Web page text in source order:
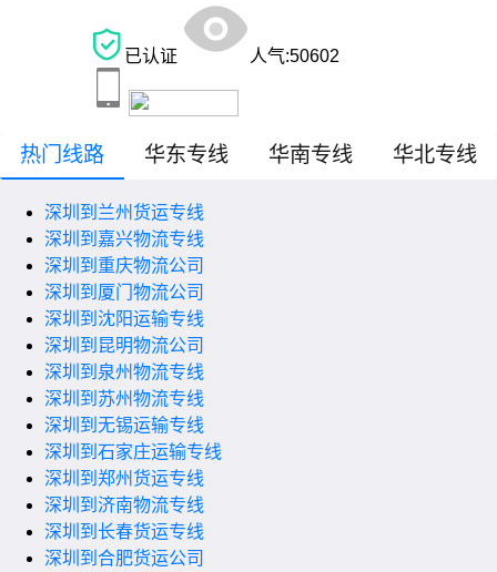
已认证 人气:50602
热门线路 华东专线 华南专线 华北专线
深圳到兰州货运专线
深圳到嘉兴物流专线
深圳到重庆物流公司
深圳到厦门物流公司
深圳到沈阳运输专线
深圳到昆明物流公司
深圳到泉州物流专线
深圳到苏州物流专线
深圳到无锡运输专线
深圳到石家庄运输专线
深圳到郑州货运专线
深圳到济南物流专线
深圳到长春货运专线
深圳到合肥货运公司